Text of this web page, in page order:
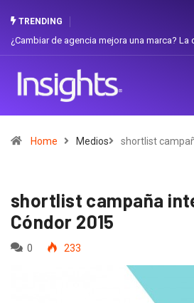
TRENDING
de agencia mejora una marca? La
Home Medios shortlist
shortlist campaña
Cóndor 2015
0 233